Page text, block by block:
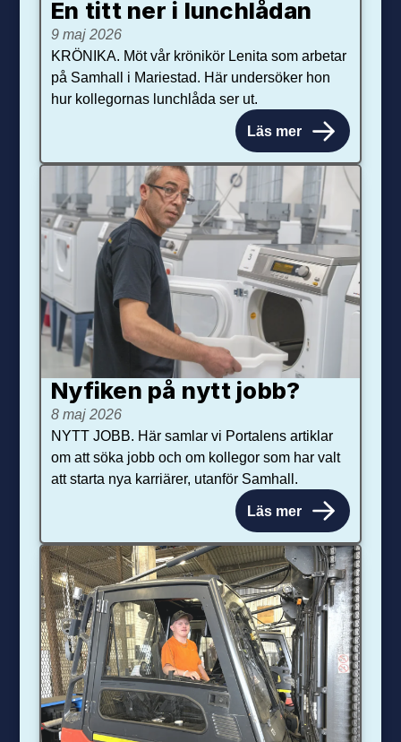
En titt ner i lunchlådan
9 maj 2026
KRÖNIKA. Möt vår krönikör Lenita som arbetar
på Samhall i Mariestad. Här undersöker hon
hur kollegornas lunchlåda ser ut.
Läs mer
Nyfiken på nytt jobb?
8 maj 2026
NYTT JOBB. Här samlar vi Portalens artiklar
om att söka jobb och om kollegor som har valt
att starta nya karriärer, utanför Samhall.
Läs mer